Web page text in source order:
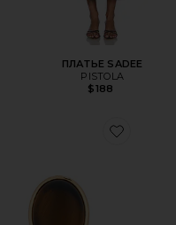
ПЛАТЬЕ SADEE
PISTOLA
$188
Favorite